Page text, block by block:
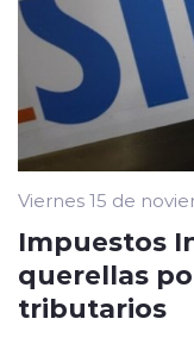
Viernes 15 de
Impuestos
querellas
tributarios